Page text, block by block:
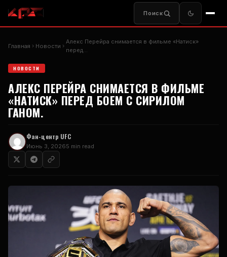
Поиск
Главная Новости
Алекс Перейра снимается в фильме «Натиск»
перед…
НОВОСТИ
АЛЕКС ПЕРЕЙРА СНИМАЕТСЯ В ФИЛЬМЕ
«НАТИСК» ПЕРЕД БОЕМ С СИРИЛОМ
ГАНОМ.
Фан-центр UFC
Июнь 3, 20265 min read